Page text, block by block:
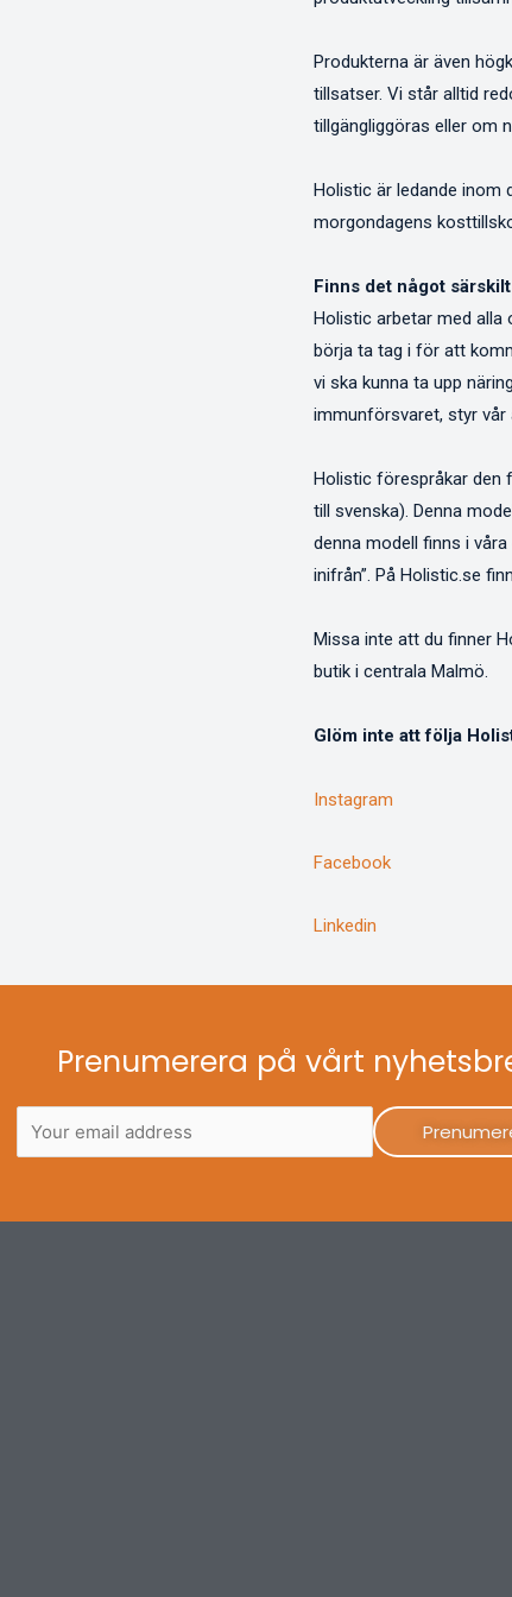
Produkterna är även
tillsatser. Vi står alltid
tillgängliggöras eller om
Holistic är ledande inom
morgondagens
Finns det något
Holistic arbetar med
börja ta tag i för att
vi ska kunna ta upp
immunförsvaret, styr vår
Holistic förespråkar den
till svenska). Denna
denna modell finns i
inifrån”. På Holistic.se
Missa inte att du finner
butik i centrala Malmö.
Glöm inte att följa
Instagram
Facebook
Linkedin
Prenumerera på vårt